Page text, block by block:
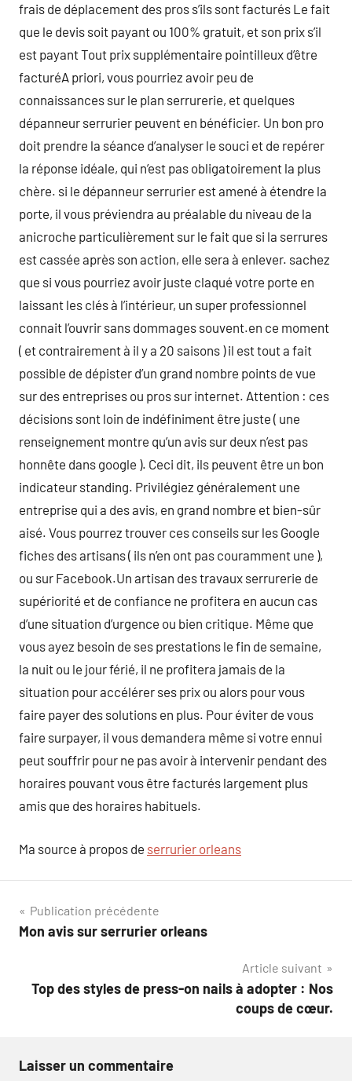
frais de déplacement des pros s’ils sont facturés Le fait
que le devis soit payant ou 100% gratuit, et son prix s’il
est payant Tout prix supplémentaire pointilleux d’être
facturéA priori, vous pourriez avoir peu de
connaissances sur le plan serrurerie, et quelques
dépanneur serrurier peuvent en bénéficier. Un bon pro
doit prendre la séance d’analyser le souci et de repérer
la réponse idéale, qui n’est pas obligatoirement la plus
chère. si le dépanneur serrurier est amené à étendre la
porte, il vous préviendra au préalable du niveau de la
anicroche particulièrement sur le fait que si la serrures
est cassée après son action, elle sera à enlever. sachez
que si vous pourriez avoir juste claqué votre porte en
laissant les clés à l’intérieur, un super professionnel
connait l’ouvrir sans dommages souvent.en ce moment
( et contrairement à il y a 20 saisons ) il est tout a fait
possible de dépister d’un grand nombre points de vue
sur des entreprises ou pros sur internet. Attention : ces
décisions sont loin de indéfiniment être juste ( une
renseignement montre qu’un avis sur deux n’est pas
honnête dans google ). Ceci dit, ils peuvent être un bon
indicateur standing. Privilégiez généralement une
entreprise qui a des avis, en grand nombre et bien-sûr
aisé. Vous pourrez trouver ces conseils sur les Google
fiches des artisans ( ils n’en ont pas couramment une ),
ou sur Facebook.Un artisan des travaux serrurerie de
supériorité et de confiance ne profitera en aucun cas
d’une situation d’urgence ou bien critique. Même que
vous ayez besoin de ses prestations le fin de semaine,
la nuit ou le jour férié, il ne profitera jamais de la
situation pour accélérer ses prix ou alors pour vous
faire payer des solutions en plus. Pour éviter de vous
faire surpayer, il vous demandera même si votre ennui
peut souffrir pour ne pas avoir à intervenir pendant des
horaires pouvant vous être facturés largement plus
amis que des horaires habituels.
Ma source à propos de serrurier orleans
Navigation
de
Publication précédente
Mon avis sur serrurier orleans
Article suivant
Top des styles de press-on nails à adopter : Nos
coups de cœur.
Laisser un commentaire